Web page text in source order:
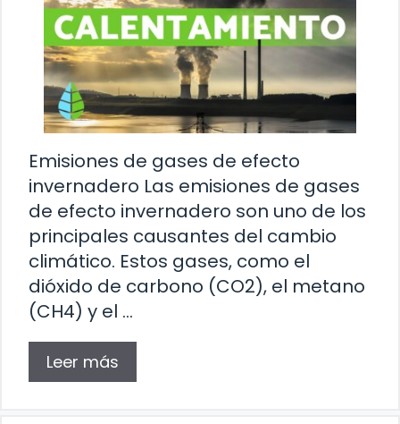
Emisiones de gases de efecto
invernadero Las emisiones de gases
de efecto invernadero son uno de los
principales causantes del cambio
climático. Estos gases, como el
dióxido de carbono (CO2), el metano
(CH4) y el …
Leer más